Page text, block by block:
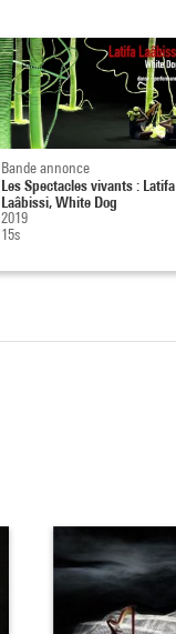
Bande annonce
Les Spectacles vivants : Latifa
Laâbissi, White Dog
2019
15s